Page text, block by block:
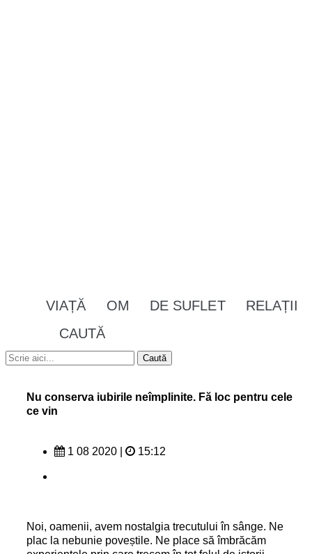
VIAȚĂ OM DE SUFLET
RELAȚII
CAUTĂ
Nu conserva iubirile neîmplinite. Fă loc pentru cele
ce vin
1 08 2020 15:12
Noi, oamenii, avem nostalgia trecutului în sânge. Ne
plac la nebunie poveștile. Ne place să îmbrăcăm